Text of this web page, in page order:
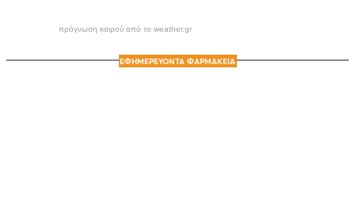
πρόγνωση καιρού από το weather.gr
ΕΦΗΜΕΡΕΥΟΝΤΑ ΦΑΡΜΑΚΕΙΑ